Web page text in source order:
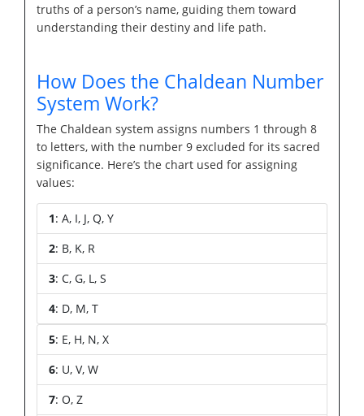
truths of a person’s name, guiding them toward
understanding their destiny and life path.
How Does the Chaldean Number
System Work?
The Chaldean system assigns numbers 1 through 8
to letters, with the number 9 excluded for its sacred
significance. Here’s the chart used for assigning
values:
1: A, I, J, Q, Y
2: B, K, R
3: C, G, L, S
4: D, M, T
5: E, H, N, X
6: U, V, W
7: O, Z